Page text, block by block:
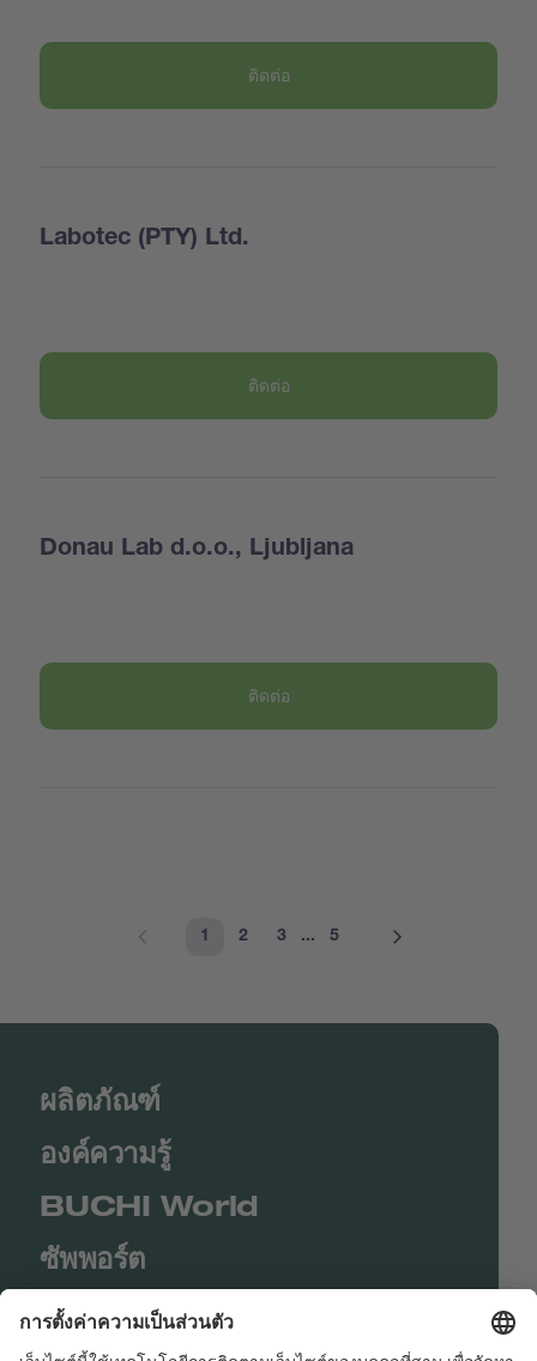
ติดต่อ
Labotec (PTY) Ltd.
ติดต่อ
Donau Lab d.o.o., Ljubljana
ติดต่อ
1 2 3 ... 5
ผลิตภัณฑ์
องค์ความรู้
BUCHI World
ซัพพอร์ต
Shop